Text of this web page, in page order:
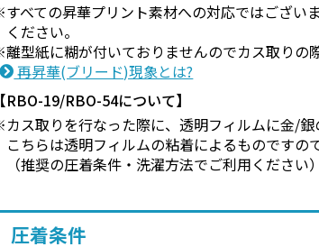
すべての昇華プリント素材への対応ではござい
ください。
離型紙に糊が付いておりませんのでカス取りの
再昇華(ブリード)現象とは?
【RBO-19/RBO-54について】
カス取りを行なった際に、透明フィルムに金/銀
こちらは透明フィルムの粘着によるものですの
（推奨の圧着条件・洗濯方法でご利用ください）
圧着条件